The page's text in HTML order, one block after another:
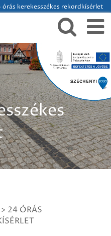
órás kerekesszékes rekordkísérlet
> 24 ÓRÁS